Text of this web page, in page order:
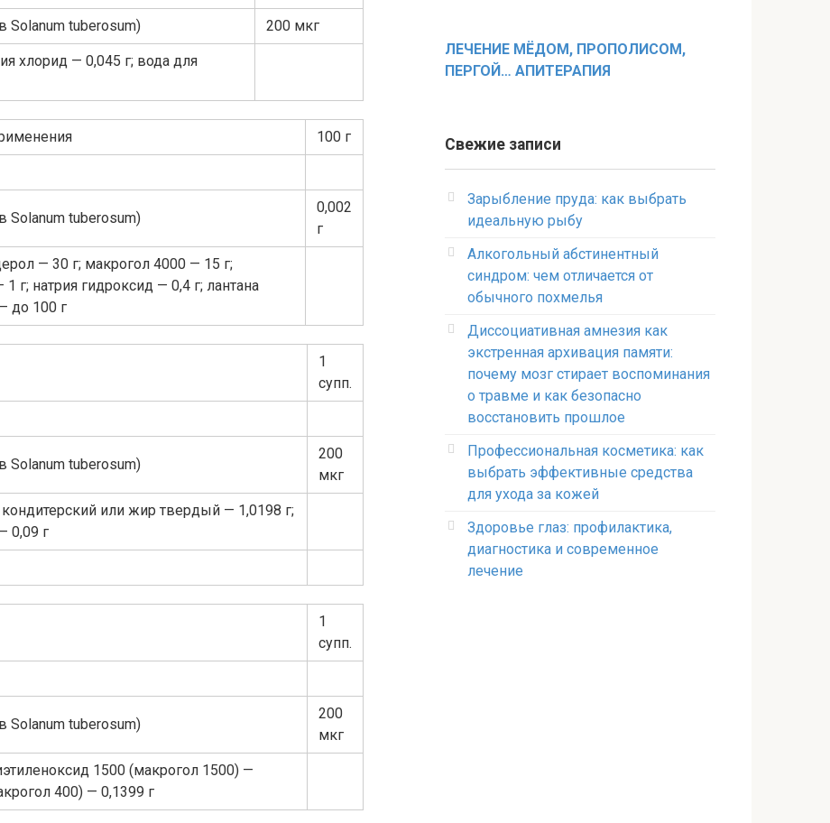
Solanum tuberosum) 200 мкг
хлорид — 0,045 г; вода для
100 г
Solanum tuberosum)
0,002
г
— 30 г; макрогол 4000 — 15 г;
г; натрия гидроксид — 0,4 г; лантана
до 100 г
1
супп.
Solanum tuberosum)
200
мкг
или жир твердый — 1,0198 г;
0,09 г
1
супп.
Solanum tuberosum)
200
мкг
1500 (макрогол 1500) —
400) — 0,1399 г
ЛЕЧЕНИЕ МЁДОМ, ПРОПОЛИСОМ,
ПЕРГОЙ… АПИТЕРАПИЯ
Свежие записи
Зарыбление пруда: как выбрать
идеальную рыбу
Алкогольный абстинентный
синдром: чем отличается от
обычного похмелья
Диссоциативная амнезия как
экстренная архивация памяти:
почему мозг стирает воспоминания
о травме и как безопасно
восстановить прошлое
Профессиональная косметика: как
выбрать эффективные средства
для ухода за кожей
Здоровье глаз: профилактика,
диагностика и современное
лечение